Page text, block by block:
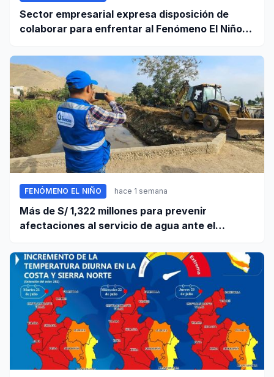
Sector empresarial expresa disposición de
colaborar para enfrentar al Fenómeno El Niño,
FENÓMENO EL NIÑO hace 1 semana
Más de S/ 1,322 millones para prevenir
afectaciones al servicio de agua ante el